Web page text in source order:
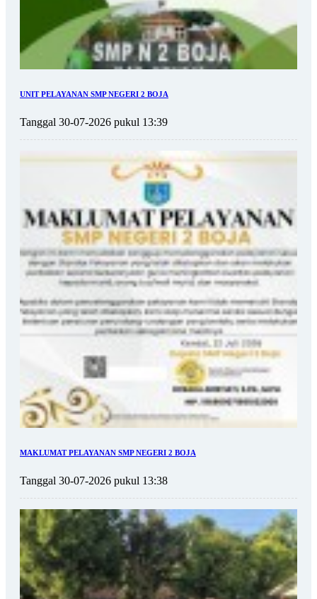
UNIT PELAYANAN SMP NEGERI 2 BOJA
Tanggal 30-07-2026 pukul 13:39
MAKLUMAT PELAYANAN SMP NEGERI 2 BOJA
Tanggal 30-07-2026 pukul 13:38